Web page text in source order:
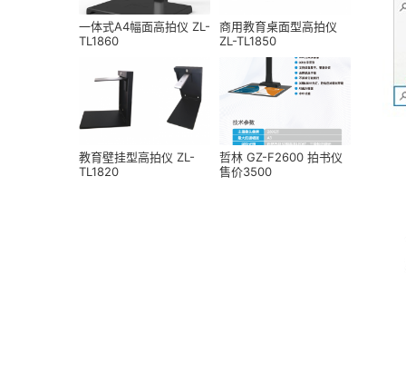
一体式A4幅面高拍仪 ZL-
TL1860
商用教育桌面型高拍仪
ZL-TL1850
教育壁挂型高拍仪 ZL-
TL1820
哲林 GZ-F2600 拍书仪
售价3500